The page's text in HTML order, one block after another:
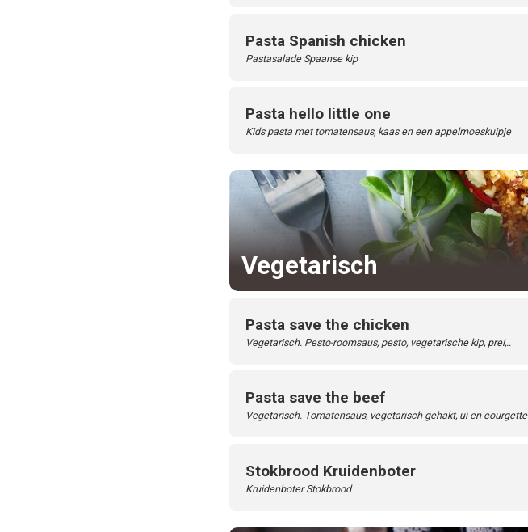
Pasta Spanish chicken
Pastasalade Spaanse kip
Pasta hello little one
Kids pasta met tomatensaus, kaas en een appelmoeskuipje
Vegetarisch
Pasta save the chicken
Vegetarisch. Pesto-roomsaus, pesto, vegetarische kip, prei,..
Pasta save the beef
Vegetarisch. Tomatensaus, vegetarisch gehakt, ui en courgette
Stokbrood Kruidenboter
Kruidenboter Stokbrood